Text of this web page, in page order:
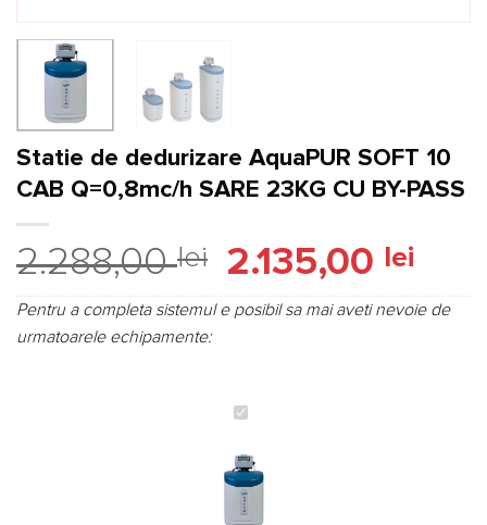
Statie de dedurizare AquaPUR SOFT 10
CAB Q=0,8mc/h SARE 23KG CU BY-PASS
2.288,00lei
Prețul
inițial
a
2.135,00 lei
este:
Pentru a completa sistemul e posibil sa mai aveti nevoie de
urmatoarele echipamente:
Statie
dedurizare
AquaPUR
SOFT